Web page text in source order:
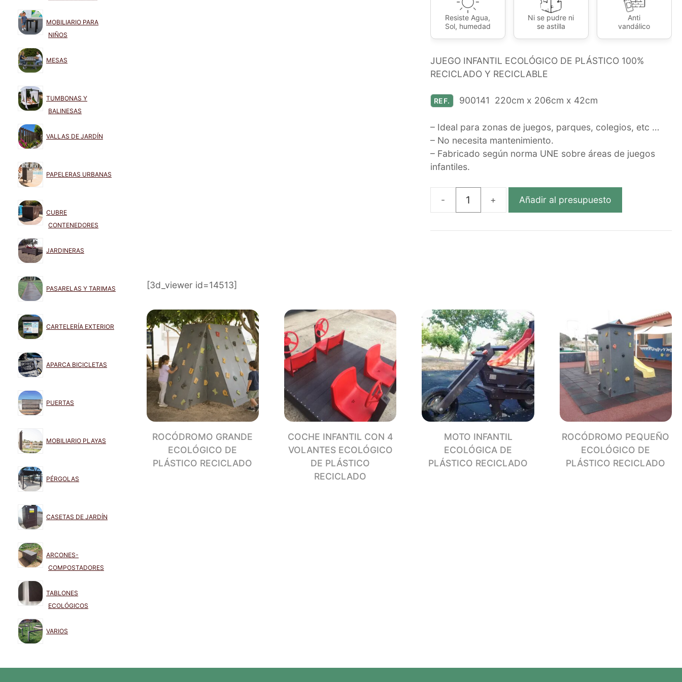
Resiste Agua,
Sol, humedad
Ni se pudre ni
se astilla
Anti
vandálico
JUEGO INFANTIL ECOLÓGICO DE PLÁSTICO 100%
RECICLADO Y RECICLABLE
REF. 900141 220cm x 206cm x 42cm
– Ideal para zonas de juegos, parques, colegios, etc …
– No necesita mantenimiento.
– Fabricado según norma UNE sobre áreas de juegos
infantiles.
ECOLÓGICO
Añadir al presupuesto
[3d_viewer id=14513]
ROCÓDROMO GRANDE
ECOLÓGICO DE
PLÁSTICO RECICLADO
COCHE INFANTIL CON 4
VOLANTES ECOLÓGICO
DE PLÁSTICO
RECICLADO
MOTO INFANTIL
ECOLÓGICA DE
PLÁSTICO RECICLADO
ROCÓDROMO PEQUEÑO
ECOLÓGICO DE
PLÁSTICO RECICLADO
MOBILIARIO PARA
NIÑOS
MESAS
TUMBONAS Y
BALINESAS
VALLAS DE JARDÍN
PAPELERAS URBANAS
CUBRE
CONTENEDORES
JARDINERAS
PASARELAS Y TARIMAS
CARTELERÍA EXTERIOR
APARCA BICICLETAS
PUERTAS
MOBILIARIO PLAYAS
PÉRGOLAS
CASETAS DE JARDÍN
ARCONES-
COMPOSTADORES
TABLONES
ECOLÓGICOS
VARIOS